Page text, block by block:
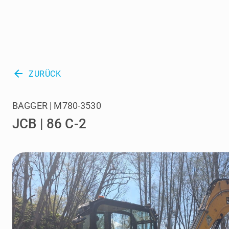
arrow_back ZURÜCK
JCB | 86 C-2
BAGGER | M780-3530